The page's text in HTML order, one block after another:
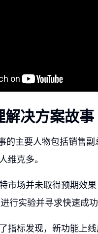
决方案故事
的主要人物包括销售
维克多。
市场并未取得预期效
行实验并寻求快速成功
标发现，新功能上线